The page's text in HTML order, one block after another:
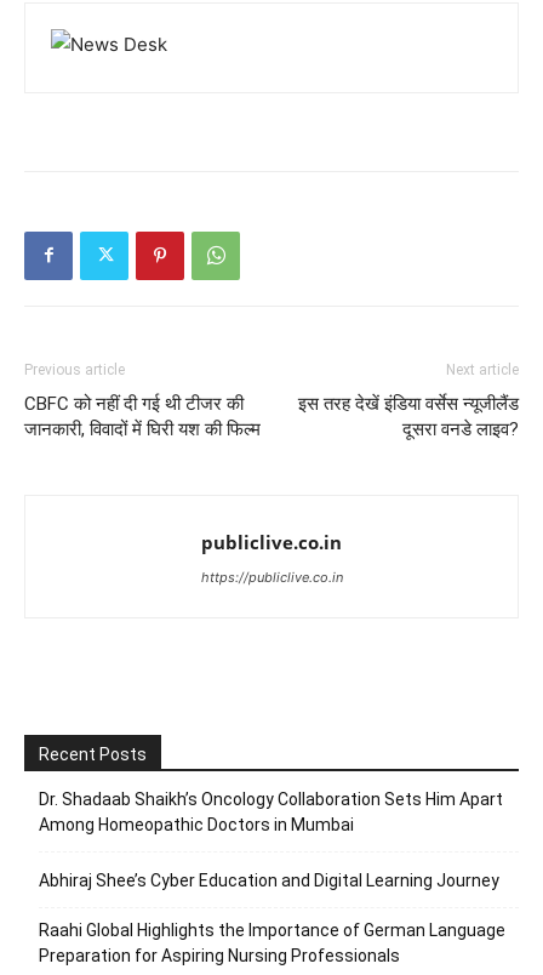
Previous article
CBFC को नहीं दी गई थी टीजर की
जानकारी, विवादों में घिरी यश की फिल्म
Next article
इस तरह देखें इंडिया वर्सेस न्यूजीलैंड
दूसरा वनडे लाइव?
publiclive.co.in
https://publiclive.co.in
Recent Posts
Dr. Shadaab Shaikh’s Oncology Collaboration Sets Him Apart
Among Homeopathic Doctors in Mumbai
Abhiraj Shee’s Cyber Education and Digital Learning Journey
Raahi Global Highlights the Importance of German Language
Preparation for Aspiring Nursing Professionals